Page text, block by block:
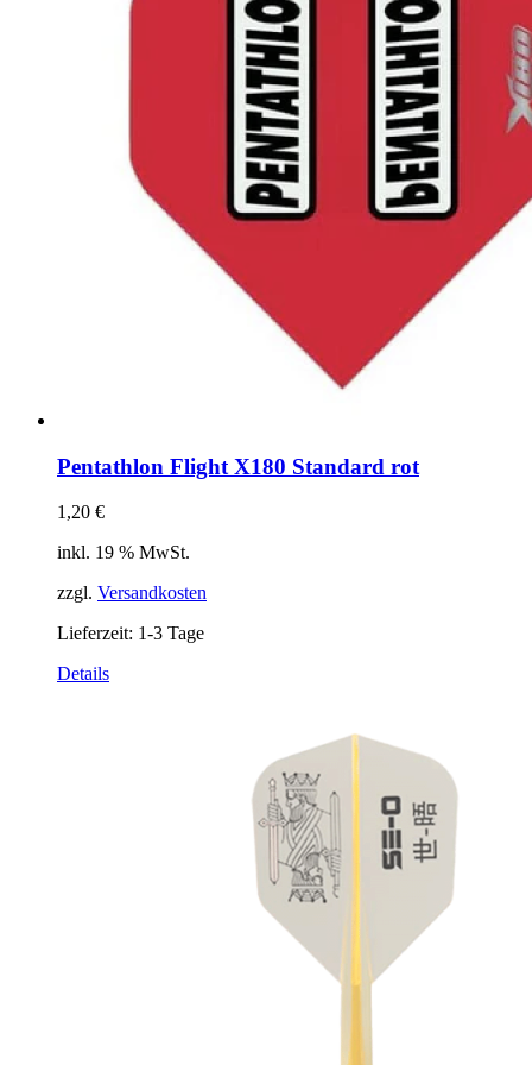
Pentathlon Flight X180 Standard rot
1,20 €
inkl. 19 % MwSt.
zzgl. Versandkosten
Lieferzeit: 1-3 Tage
Details